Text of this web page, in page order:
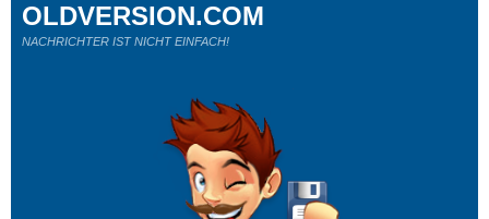
OLDVERSION.COM
NACHRICHTER IST NICHT EINFACH!